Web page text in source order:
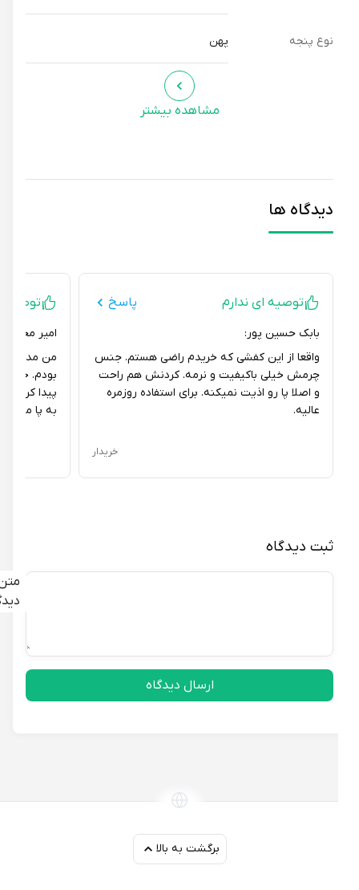
نوع پنجه
مشاهده بیشتر
دیدگاه ها
ثبت دیدگاه
متن
دیدگاه
ارسال دیدگاه
توصیه ای ندارم پاسخ
بابک حسین پور:
واقعا از این کفشی که خریدم راضی هستم. جنس
چرمش خیلی باکیفیت و نرمه. کردنش هم راحت
و اصلا پا رو اذیت نمیکنه. برای استفاده روزمره
عالیه.
خریدار
توصیه ای
امیر محمد
من مدتها
بودم.
پیدا کردم.
به پا مره.
برگشت به بالا